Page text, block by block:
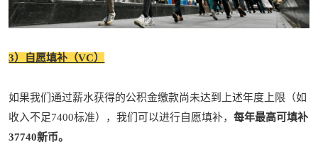
3）自愿填补（VC）
如果我们通过薪水获得的公积金缴款尚未达到上述年度上限（如
收入不足7400标准），我们可以进行自愿填补，每年最高可填补
37740新币。